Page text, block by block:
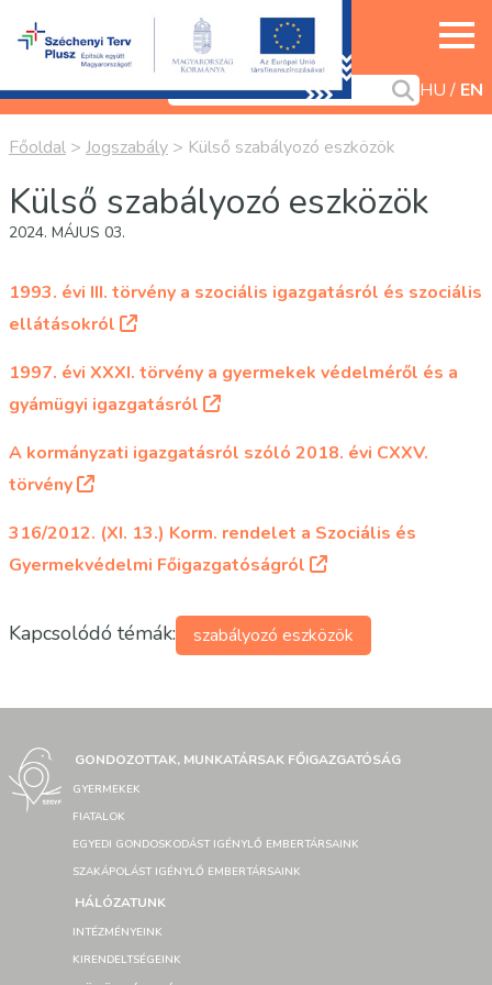
HU EN
Főoldal > Jogszabály > Külső szabályozó eszközök
Külső szabályozó eszközök
2024. MÁJUS 03.
1993. évi III. törvény a szociális igazgatásról és szociális
ellátásokról
1997. évi XXXI. törvény a gyermekek védelméről és a
gyámügyi igazgatásról
A kormányzati igazgatásról szóló 2018. évi CXXV.
törvény
316/2012. (XI. 13.) Korm. rendelet a Szociális és
Gyermekvédelmi Főigazgatóságról
Kapcsolódó témák: szabályozó eszközök
GONDOZOTTAK, MUNKATÁRSAK FŐIGAZGATÓSÁG
GYERMEKEK
FIATALOK
EGYEDI GONDOSKODÁST IGÉNYLŐ EMBERTÁRSAINK
SZAKÁPOLÁST IGÉNYLŐ EMBERTÁRSAINK
HÁLÓZATUNK
INTÉZMÉNYEINK
KIRENDELTSÉGEINK